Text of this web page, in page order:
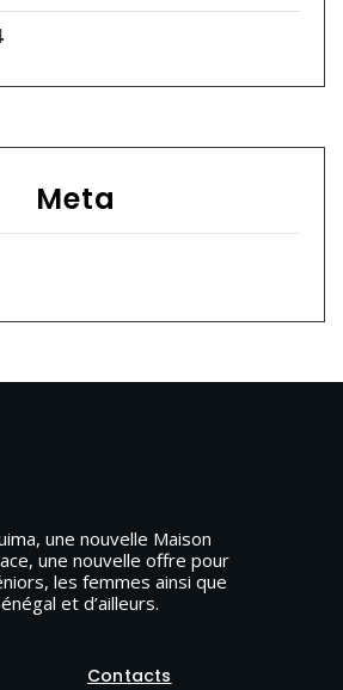
Meta
une nouvelle Maison
une nouvelle offre pour
les femmes ainsi que
et d’ailleurs.
Contacts